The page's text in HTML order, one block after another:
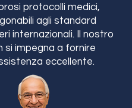
protocolli medici,
agli standard
internazionali. Il nostro
si impegna a fornire
eccellente.